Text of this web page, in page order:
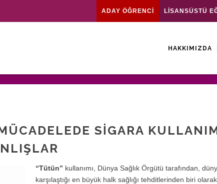
ADAY ÖĞRENCİ LİSANSÜSTÜ
HAKKIMIZDA
SIGARA
“Tütün” kullanımı, Dünya Sağlık Örgütü tarafından,
karşılaştığı en büyük halk sağlığı tehditlerinden biri